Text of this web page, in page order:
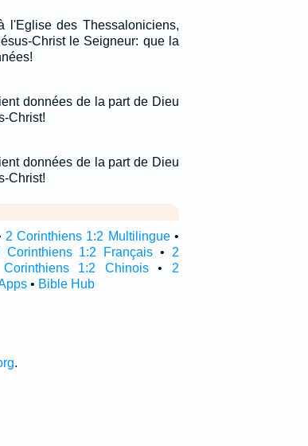
l'Eglise des Thessaloniciens,
Christ le Seigneur: que la
données de la part de Dieu
Christ!
données de la part de Dieu
Christ!
2 Corinthiens 1:2 Multilingue•
Corinthiens 1:2 Français • 2
1:2 Chinois• 2
• Bible Hub
.